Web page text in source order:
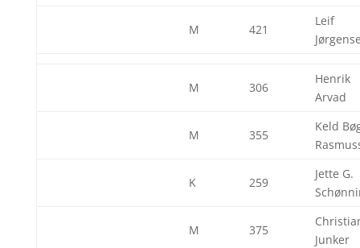
M 421
Leif
M 306
Henrik
Arvad
M 355
Keld
K 259
Jette G.
M 375
Junker